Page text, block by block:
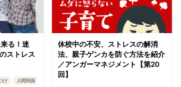
る！迷
ストレス
け 人間関係
休校中の不安、ストレスの解消
法、親子ゲンカを防ぐ方法を紹介
／アンガーマネジメント【第20
回】